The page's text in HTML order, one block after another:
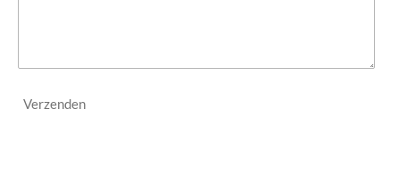
Verzenden